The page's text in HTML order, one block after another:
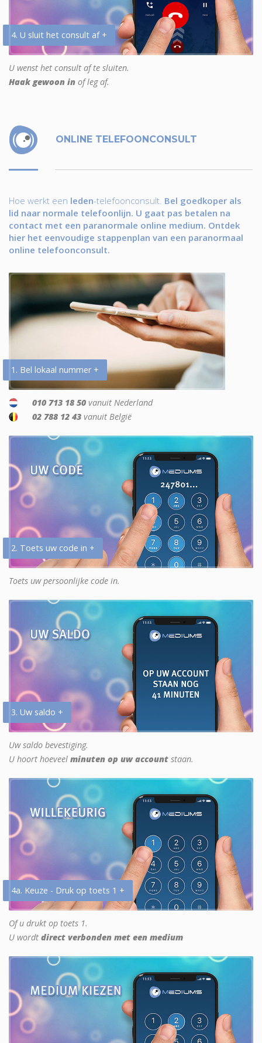
4. U sluit het consult af +
U wenst het consult af te sluiten.
Haak gewoon in of leg af.
ONLINE TELEFOONCONSULT
Hoe werkt een leden-telefoonconsult. Bel goedkoper als
lid naar normale telefoonlijn. U gaat pas betalen na
contact met een paranormale online medium. Ontdek
hier het eenvoudige stappenplan van een paranormaal
online telefoonconsult.
1. Bel lokaal nummer +
010 713 18 50 vanuit Nederland
02 788 12 43 vanuit België
2. Toets uw code in +
Toets uw persoonlijke code in.
3. Uw saldo +
Uw saldo bevestiging.
U hoort hoeveel minuten op uw account staan.
4a. Keuze - Druk op toets 1 +
Of u drukt op toets 1.
U wordt direct verbonden met een medium